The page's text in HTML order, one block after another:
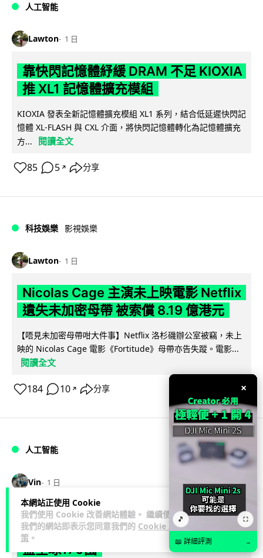
本網站正使用 Cookie
我們使用 Cookie 改善網站體驗。 繼續使用
我們的網站即表示您同意我們的 Cookie 政
策 。
人工智能
Lawton 1 日
靠快閃記憶體紓緩 DRAM 不足 KIOXIA
推 XL1 記憶體擴充模組
KIOXIA 發表全新記憶體擴充模組 XL1 系列，結合低延遲快閃記
憶體 XL-FLASH 與 CXL 介面，將快閃記憶體轉化為記憶體擴充
方...
閱讀全文
85 5 ↗ 分享
科技娛樂 影視娛樂
Lawton 1 日
Nicolas Cage 主演未上映電影 Netflix
遺失未加密母帶 被索償 8.19 億港元
【唔見未加密母帶咁大件事】Netflix 洛杉磯辦公室被竊，未上
映的 Nicolas Cage 電影《Fortitude》母帶亦告失蹤。電影...
閱讀全文
184 10 ↗ 分享
人工智能
Vin 1 日
Elon Musk: SpaceX 將挑戰萬億年收
入 目標明年數據中心上太空 Starlink 覆
蓋全球170國
×
🎵 ⛶
📖 詳細評測 →